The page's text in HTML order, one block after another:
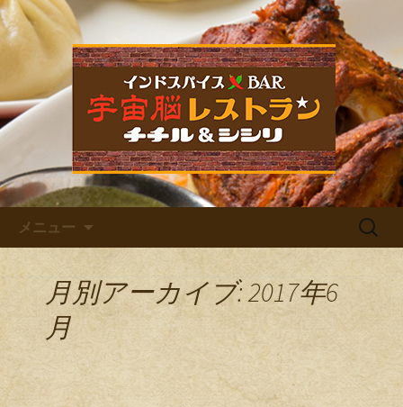
宇宙脳レストラン チチル＆
シシリからのお知らせ
福岡市中央区六本松のカレー屋・ネパ
ールバル「宇宙脳レストラン チチル
＆シシリ」。普段のお食事、家族での
ご飯、お仕事帰りの晩酌、デート、女
子会など様々なシーンでご利用くださ
い。イベントも多数開催しています。
メニュー
検
月別アーカイブ: 2017年6
月